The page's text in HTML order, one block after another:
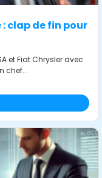
clap de fin pour
et Fiat Chrysler avec
chef...